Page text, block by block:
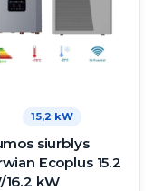
15,2 kW
siurblys
Ecoplus 15.2
16.2 kW